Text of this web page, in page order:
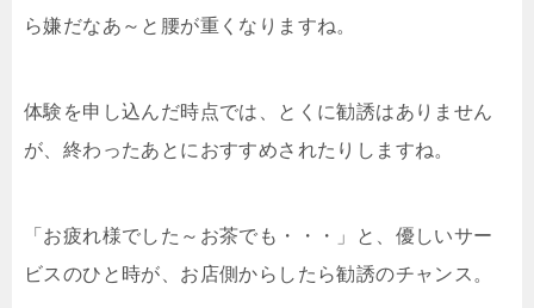
ら嫌だなあ～と腰が重くなりますね。
体験を申し込んだ時点では、とくに勧誘はありません
が、終わったあとにおすすめされたりしますね。
「お疲れ様でした～お茶でも・・・」と、優しいサー
ビスのひと時が、お店側からしたら勧誘のチャンス。